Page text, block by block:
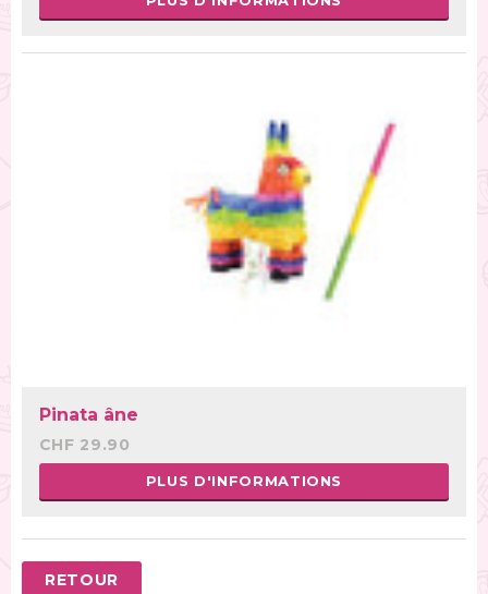
Pinata âne
CHF 29.90
PLUS D'INFORMATIONS
RETOUR